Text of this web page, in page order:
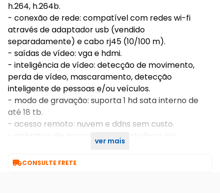
h.264, h.264b.
- conexão de rede: compatível com redes wi-fi
através de adaptador usb (vendido
separadamente) e cabo rj45 (10/100 m).
- saídas de vídeo: vga e hdmi.
- inteligência de vídeo: detecção de movimento,
perda de vídeo, mascaramento, detecção
inteligente de pessoas e/ou veículos.
- modo de gravação: suporta 1 hd sata interno de
até 18 tb.
- acesso remoto: nuvem e ddns sem custo.
- aplicativo de acesso remoto: intelbras isic,
ver mais
CONSULTE FRETE